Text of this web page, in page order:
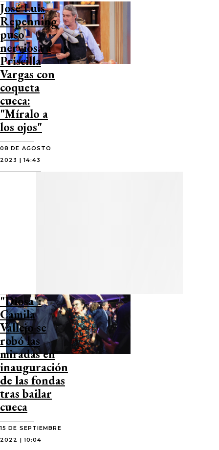
José Luis
Repenning
puso
nerviosa a
Priscilla
Vargas con
coqueta
cueca:
"Míralo a
los ojos"
08 DE AGOSTO
2023 | 14:43
"Diosa":
Camila
Vallejo se
robó las
miradas en
inauguración
de las fondas
tras bailar
cueca
15 DE SEPTIEMBRE
2022 | 10:04